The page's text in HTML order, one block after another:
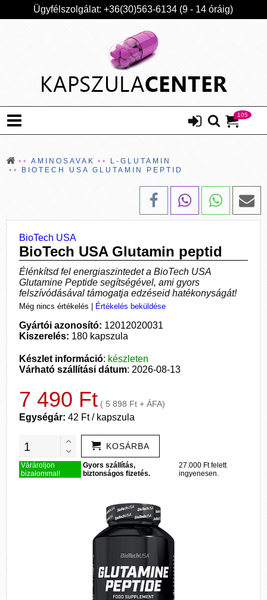
Ügyfélszolgálat: +36(30)563-6134 (9 - 14 óráig)
105
AMINOSAVAK
L-GLUTAMIN
BIOTECH USA GLUTAMIN PEPTID
BioTech USA
BioTech USA Glutamin peptid
Élénkítsd fel energiaszintedet a BioTech USA
Glutamine Peptide segítségével, ami gyors
felszívódásával támogatja edzéseid hatékonyságát!
Még nincs értékelés Értékelés beküldése
Gyártói azonosító: 12012020031
Kiszerelés: 180 kapszula
Készlet információ: készleten
Várható szállítási dátum: 2026-08-13
7 490 Ft ( 5 898 Ft + ÁFA)
Egységár: 42 Ft / kapszula
KOSÁRBA
Várároljon
bizalommal!
Gyors szállítás,
biztonságos fizetés.
27.000 Ft felett
ingyenesen.